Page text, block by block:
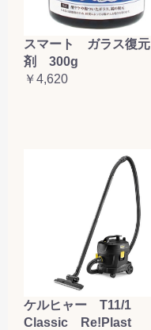
スマート ガラス復元
剤 300g
￥4,620
ケルヒャー T11/1
Classic Re!Plast